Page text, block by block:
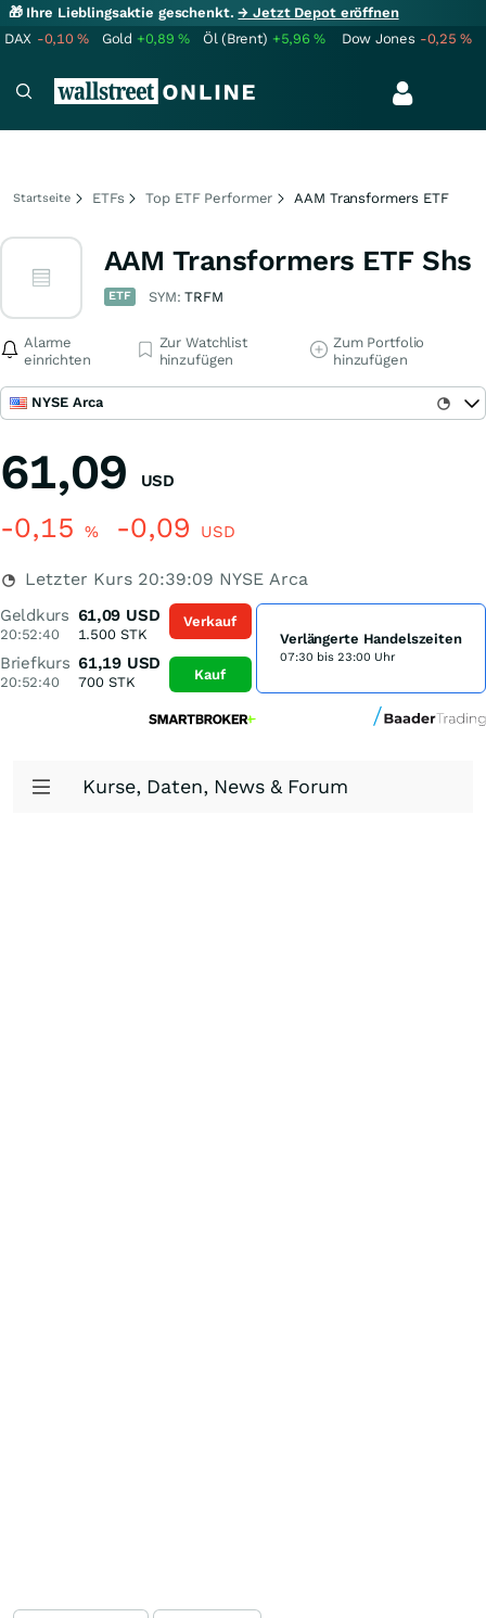
🎁 Ihre Lieblingsaktie geschenkt.→ Jetzt Depot eröffnen
DAX -0,10% Gold +0,89% Öl (Brent) +5,96% Dow Jones -0,25%
Startseite ETFs Top ETF Performer AAM Transformers ETF
AAM Transformers ETF Shs
ETF SYM:TRFM
Alarme
einrichten
Zur Watchlist
hinzufügen
Zum Portfolio
hinzufügen
NYSE Arca
61,09 USD
-0,15 % -0,09 USD
Letzter Kurs 20:39:09 NYSE Arca
Geldkurs
20:52:40
61,09 USD
1.500STK
Briefkurs
20:52:40
61,19 USD
700STK
Verkauf
Kauf
Verlängerte Handelszeiten
07:30 bis 23:00 Uhr
Kurse, Daten, News & Forum